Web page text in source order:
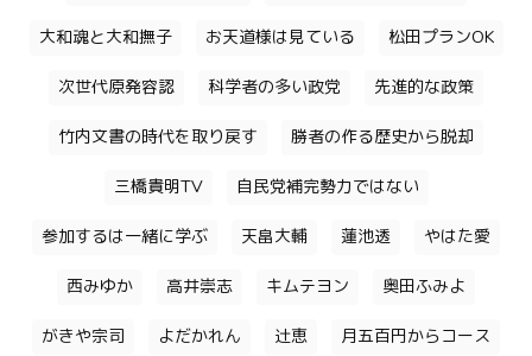
大和魂と大和撫子 お天道様は見ている 松田プランOK
次世代原発容認 科学者の多い政党 先進的な政策
竹内文書の時代を取り戻す 勝者の作る歴史から脱却
三橋貴明TV 自民党補完勢力ではない
参加するは一緒に学ぶ 天畠大輔 蓮池透 やはた愛
西みゆか 高井崇志 キムテヨン 奥田ふみよ
がきや宗司 よだかれん 辻恵 月五百円からコース